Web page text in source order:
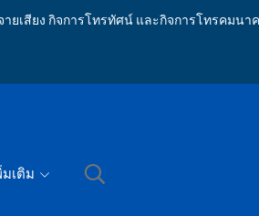
ยเสียง กิจการโทรทัศน์ และกิจการโทรคมนา
มเติม